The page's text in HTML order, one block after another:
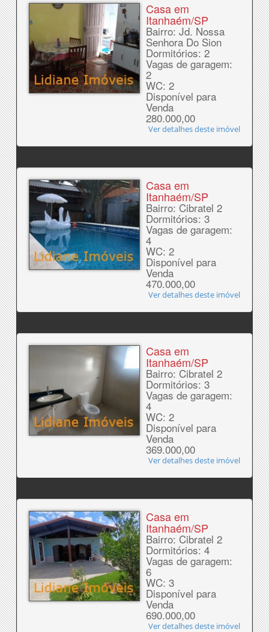
Casa em
Itanhaém/SP
Bairro: Jd. Nossa
Senhora Do Sion
Dormitórios: 2
Vagas de garagem:
2
WC: 2
Disponível para
Venda
280.000,00
Ver detalhes deste imóvel
Casa em
Itanhaém/SP
Bairro: Cibratel 2
Dormitórios: 3
Vagas de garagem:
4
WC: 2
Disponível para
Venda
470.000,00
Ver detalhes deste imóvel
Casa em
Itanhaém/SP
Bairro: Cibratel 2
Dormitórios: 3
Vagas de garagem:
4
WC: 2
Disponível para
Venda
369.000,00
Ver detalhes deste imóvel
Casa em
Itanhaém/SP
Bairro: Cibratel 2
Dormitórios: 4
Vagas de garagem:
6
WC: 3
Disponível para
Venda
690.000,00
Ver detalhes deste imóvel